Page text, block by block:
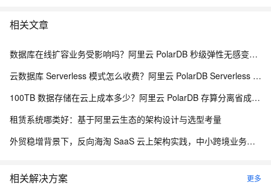
相关文章
数据库在线扩容业务受影响吗？阿里云 PolarDB 秒级弹性无感变配解析
云数据库 Serverless 模式怎么收费？阿里云 PolarDB Serverless 按需计费解析
100TB 数据存储在云上成本多少？阿里云 PolarDB 存算分离省成本解析
租赁系统哪类好：基于阿里云生态的架构设计与选型考量
外贸稳增背景下，反向海淘 SaaS 云上架构实践，中小跨境业务如何低成本扛住流量脉冲
相关解决方案 更多